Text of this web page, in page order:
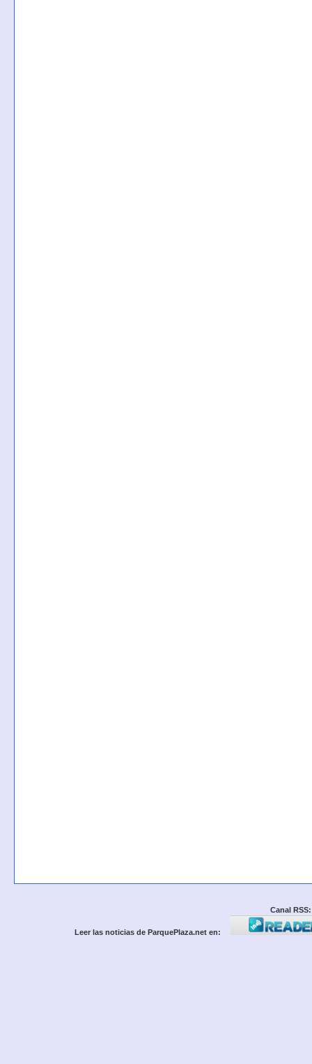
Canal RSS:
Leer las noticias de ParquePlaza.net en: